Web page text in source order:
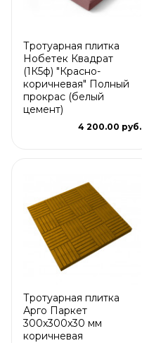
Тротуарная плитка
Нобетек Квадрат
(1К5ф) "Красно-
коричневая" Полный
прокрас (белый
цемент)
4 200.00 руб.
Тротуарная плитка
Арго Паркет
300x300x30 мм
коричневая